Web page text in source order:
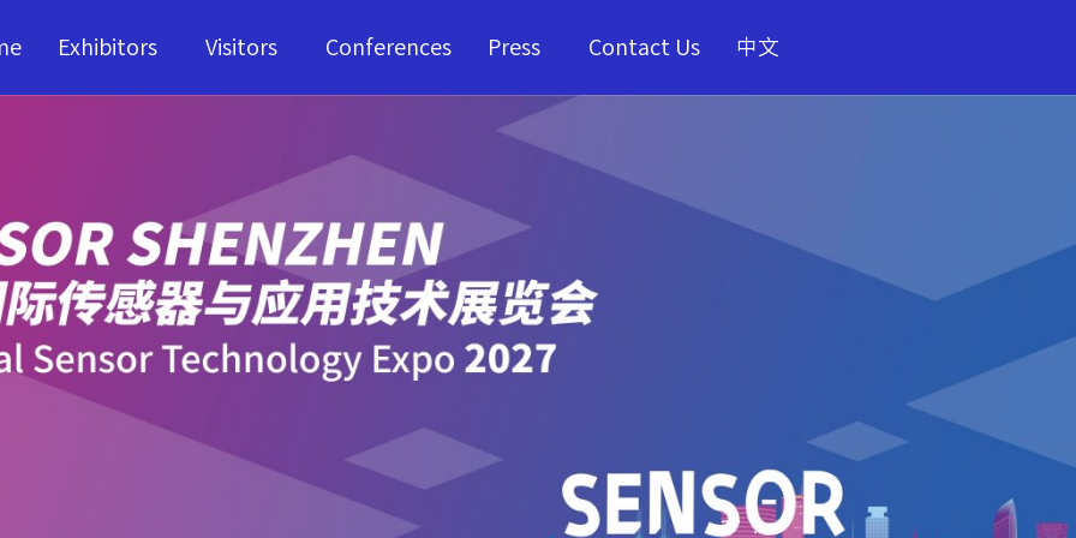
Exhibitors Visitors Conferences Press Contact Us 中文